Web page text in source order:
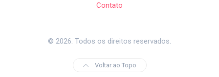
Contato
© 2026. Todos os direitos reservados.
Voltar ao Topo